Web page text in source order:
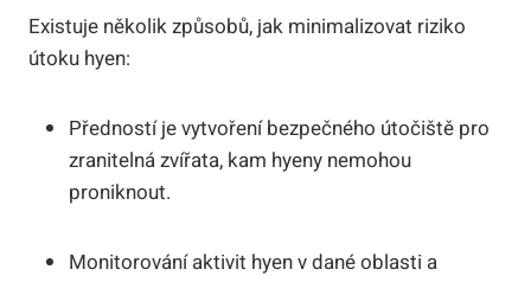
Existuje několik způsobů, jak minimalizovat riziko
útoku hyen:
Předností je vytvoření bezpečného útočiště pro
zranitelná zvířata, kam hyeny nemohou
proniknout.
Monitorování aktivit hyen v dané oblasti a